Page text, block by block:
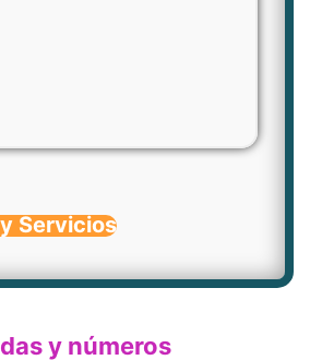
Servicios
y números